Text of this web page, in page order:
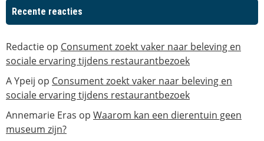
Recente reacties
Redactie op Consument zoekt vaker naar beleving en
sociale ervaring tijdens restaurantbezoek
A Ypeij op Consument zoekt vaker naar beleving en
sociale ervaring tijdens restaurantbezoek
Annemarie Eras op Waarom kan een dierentuin geen
museum zijn?